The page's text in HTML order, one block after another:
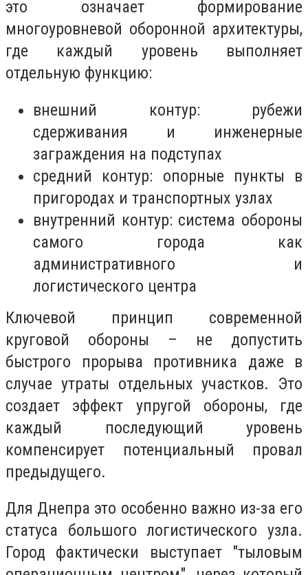
это означает формирование
многоуровневой оборонной архитектуры,
где каждый уровень выполняет
отдельную функцию:
внешний контур: рубежи
сдерживания и инженерные
заграждения на подступах
средний контур: опорные пункты в
пригородах и транспортных узлах
внутренний контур: система обороны
самого города как
административного и
логистического центра
Ключевой принцип современной
круговой обороны – не допустить
быстрого прорыва противника даже в
случае утраты отдельных участков. Это
создает эффект упругой обороны, где
каждый последующий уровень
компенсирует потенциальный провал
предыдущего.
Для Днепра это особенно важно из-за его
статуса большого логистического узла.
Город фактически выступает "тыловым